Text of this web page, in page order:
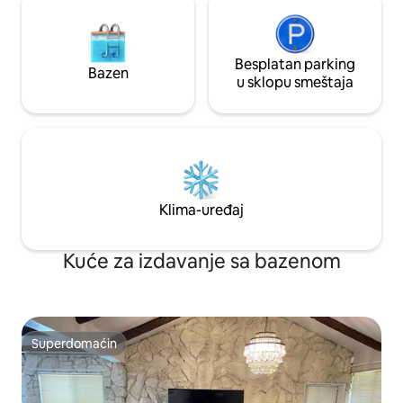
Bazen
Besplatan parking
u sklopu smeštaja
Klima-uređaj
Kuće za izdavanje sa bazenom
Superdomaćin
Superdomaćin